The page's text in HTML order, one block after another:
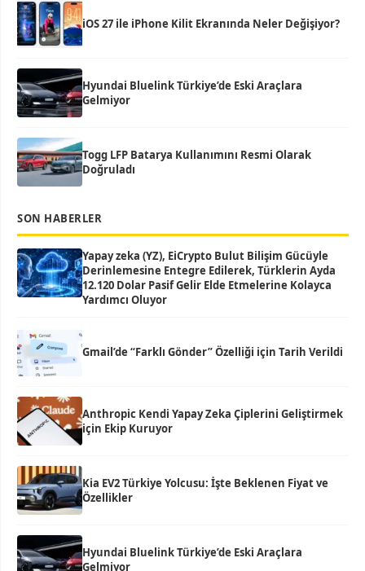
iOS 27 ile iPhone Kilit Ekranında Neler Değişiyor?
Hyundai Bluelink Türkiye’de Eski Araçlara
Gelmiyor
Togg LFP Batarya Kullanımını Resmi Olarak
Doğruladı
SON HABERLER
Yapay zeka (YZ), EiCrypto Bulut Bilişim Gücüyle
Derinlemesine Entegre Edilerek, Türklerin Ayda
12.120 Dolar Pasif Gelir Elde Etmelerine Kolayca
Yardımcı Oluyor
Gmail’de “Farklı Gönder” Özelliği için Tarih Verildi
Anthropic Kendi Yapay Zeka Çiplerini Geliştirmek
için Ekip Kuruyor
Kia EV2 Türkiye Yolcusu: İşte Beklenen Fiyat ve
Özellikler
Hyundai Bluelink Türkiye’de Eski Araçlara
Gelmiyor